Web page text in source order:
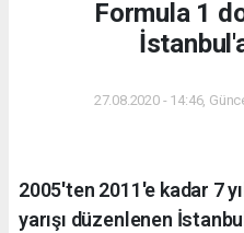
Formula 1
27.08.2020 - 14:46,
2005'ten 2011'e kadar 7
yarışı düzenlenen